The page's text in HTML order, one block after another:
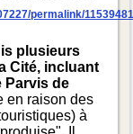
permalink/
plusieurs
Cité, incluant
Parvis de
en raison des
à